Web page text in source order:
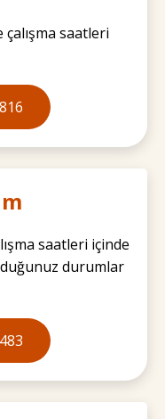
saatleri
saatleri içinde
durumlar